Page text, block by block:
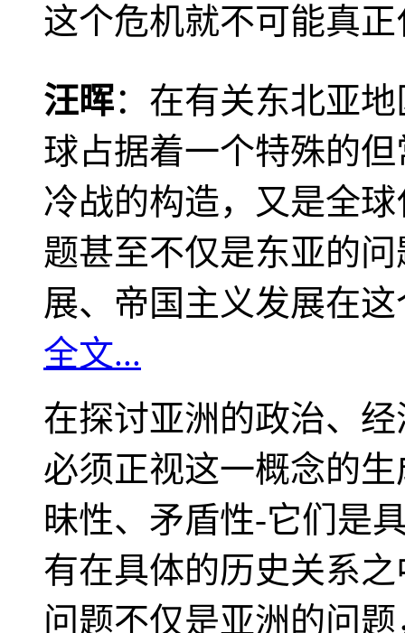
这个危机就不可能真
汪晖：在有关东北亚
球占据着一个特殊的
冷战的构造，又是全
题甚至不仅是东亚的
展、帝国主义发展在
全文...
在探讨亚洲的政治、
必须正视这一概念的
昧性、矛盾性-它们是
有在具体的历史关系
问题不仅是亚洲的问